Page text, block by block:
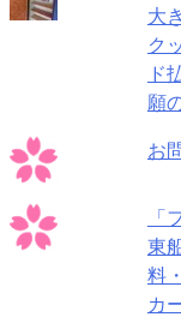
大
ク
ド
願
お
東
料
カ